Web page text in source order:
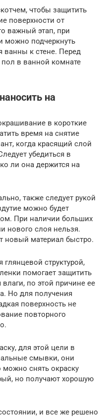
чтобы защитить
поверхности от
важный этап, при
можно подчеркнуть
ванны к стене. Перед
в ванной комнате
на
в короткие
время на снятие
когда красящий слой
убедиться в
ли она держится на
также следует рукой
можно будет
При наличии больших
нового слоя нельзя.
новый материал быстро.
структурой,
помогает защитить
по этой причине ее
Но для получения
поверхность не
повторного
для этой цели в
смывки, они
можно снять окраску
но получают хорошую
и все же решено